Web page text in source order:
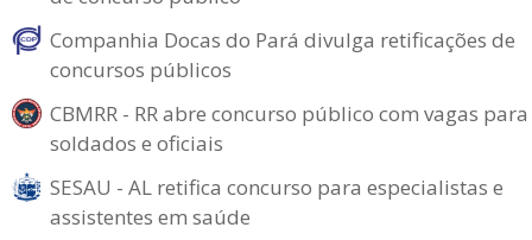
Companhia Docas do Pará divulga retificações de
concursos públicos
CBMRR - RR abre concurso público com vagas para
soldados e oficiais
SESAU - AL retifica concurso para especialistas e
assistentes em saúde